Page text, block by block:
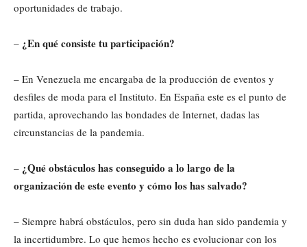
oportunidades de trabajo.
– ¿En qué consiste tu participación?
– En Venezuela me encargaba de la producción de eventos y
desfiles de moda para el Instituto. En España este es el punto de
partida, aprovechando las bondades de Internet, dadas las
circunstancias de la pandemia.
– ¿Qué obstáculos has conseguido a lo largo de la
organización de este evento y cómo los has salvado?
– Siempre habrá obstáculos, pero sin duda han sido pandemia y
la incertidumbre. Lo que hemos hecho es evolucionar con los